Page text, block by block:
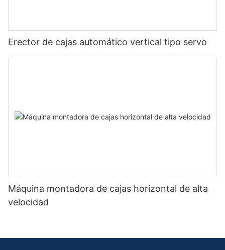
Erector de cajas automático vertical tipo servo
Máquina montadora de cajas horizontal de alta
velocidad